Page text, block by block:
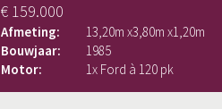
€ 159.000
Afmeting: 13,20m x3,80m x1,20m
Bouwjaar:
1985
Motor:
1x Ford à 120 pk